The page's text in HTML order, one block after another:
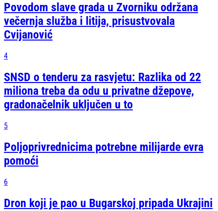
Povodom slave grada u Zvorniku održana
večernja služba i litija, prisustvovala
Cvijanović
4
SNSD o tenderu za rasvjetu: Razlika od 22
miliona treba da odu u privatne džepove,
gradonačelnik uključen u to
5
Poljoprivrednicima potrebne milijarde evra
pomoći
6
Dron koji je pao u Bugarskoj pripada Ukrajini